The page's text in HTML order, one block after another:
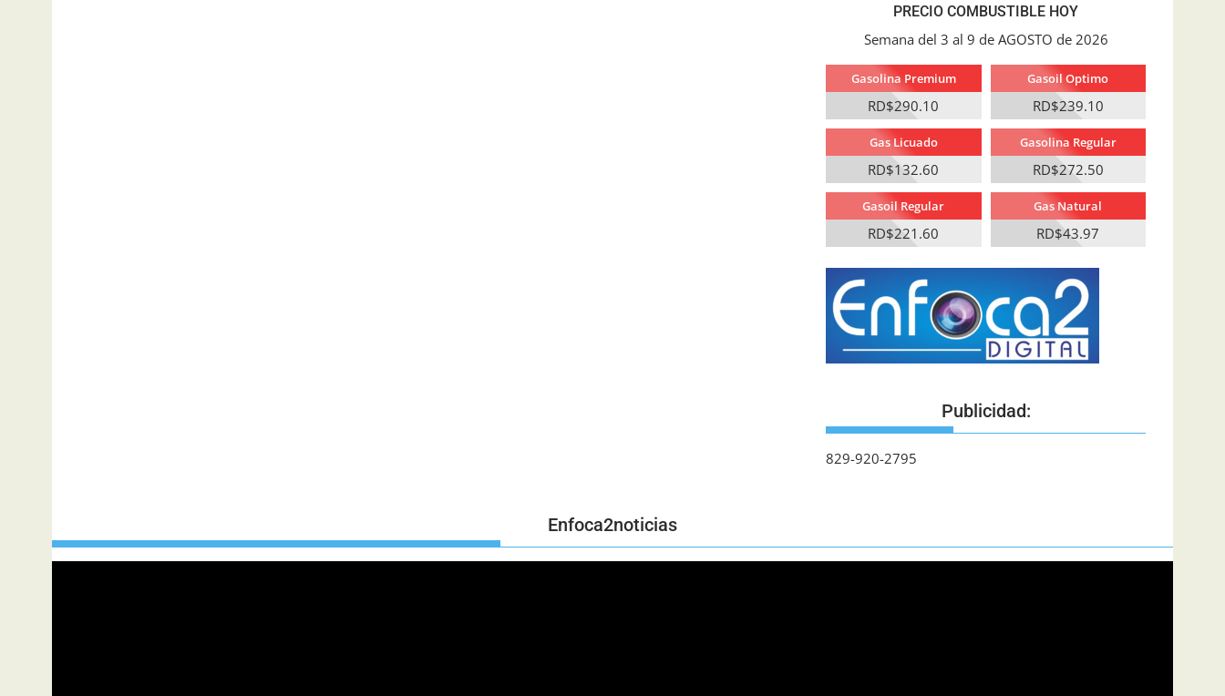
PRECIO COMBUSTIBLE HOY
Semana del 3 al 9 de AGOSTO de 2026
Gasolina Premium
RD$290.10
Gasoil Optimo
RD$239.10
Gas Licuado
RD$132.60
Gasolina Regular
RD$272.50
Gasoil Regular
RD$221.60
Gas Natural
RD$43.97
Publicidad:
829-920-2795
Enfoca2noticias